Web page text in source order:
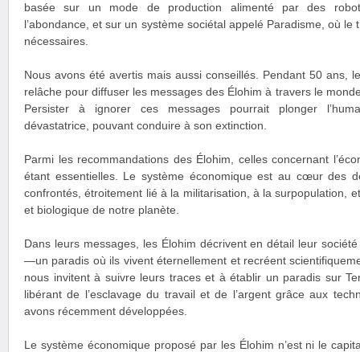
basée sur un mode de production alimenté par des
l’abondance, et sur un système sociétal appelé Paradisme, où le
nécessaires.
Nous avons été avertis mais aussi conseillés. Pendant 50 ans,
relâche pour diffuser les messages des Élohim à travers le
Persister à ignorer ces messages pourrait plonger
dévastatrice, pouvant conduire à son extinction.
Parmi les recommandations des Élohim, celles concernant
étant essentielles. Le système économique est au cœur des
confrontés, étroitement lié à la militarisation, à la surpopulation,
et biologique de notre planète.
Dans leurs messages, les Élohim décrivent en détail leur
—un paradis où ils vivent éternellement et recréent
nous invitent à suivre leurs traces et à établir un paradis sur
libérant de l’esclavage du travail et de l’argent grâce aux
avons récemment développées.
Le système économique proposé par les Élohim n’est ni le